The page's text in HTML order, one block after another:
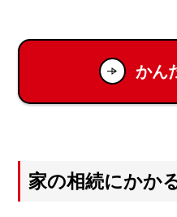
かん
家の相続にかか